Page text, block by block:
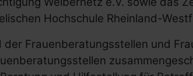
Hochschule Rheinland-
Frauenberatungsstellen und